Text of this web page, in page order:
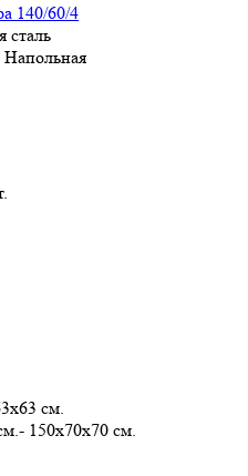
140/60/4
сталь
Напольная
см.
150x70x70 см.